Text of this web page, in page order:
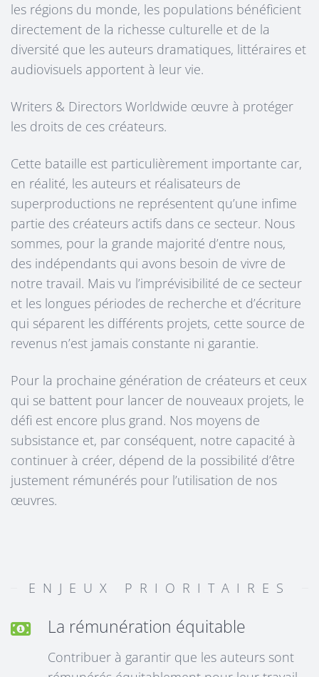
les régions du monde, les populations bénéficient
directement de la richesse culturelle et de la
diversité que les auteurs dramatiques, littéraires et
audiovisuels apportent à leur vie.
Writers & Directors Worldwide œuvre à protéger
les droits de ces créateurs.
Cette bataille est particulièrement importante car,
en réalité, les auteurs et réalisateurs de
superproductions ne représentent qu’une infime
partie des créateurs actifs dans ce secteur. Nous
sommes, pour la grande majorité d’entre nous,
des indépendants qui avons besoin de vivre de
notre travail. Mais vu l’imprévisibilité de ce secteur
et les longues périodes de recherche et d’écriture
qui séparent les différents projets, cette source de
revenus n’est jamais constante ni garantie.
Pour la prochaine génération de créateurs et ceux
qui se battent pour lancer de nouveaux projets, le
défi est encore plus grand. Nos moyens de
subsistance et, par conséquent, notre capacité à
continuer à créer, dépend de la possibilité d’être
justement rémunérés pour l’utilisation de nos
œuvres.
ENJEUX PRIORITAIRES
La rémunération équitable
Contribuer à garantir que les auteurs sont